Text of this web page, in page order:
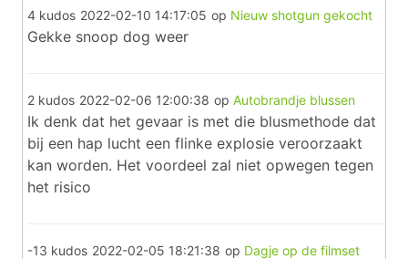
4 kudos 2022-02-10 14:17:05 op Nieuw shotgun gekocht
Gekke snoop dog weer
2 kudos 2022-02-06 12:00:38 op Autobrandje blussen
Ik denk dat het gevaar is met die blusmethode dat
bij een hap lucht een flinke explosie veroorzaakt
kan worden. Het voordeel zal niet opwegen tegen
het risico
-13 kudos 2022-02-05 18:21:38 op Dagje op de filmset